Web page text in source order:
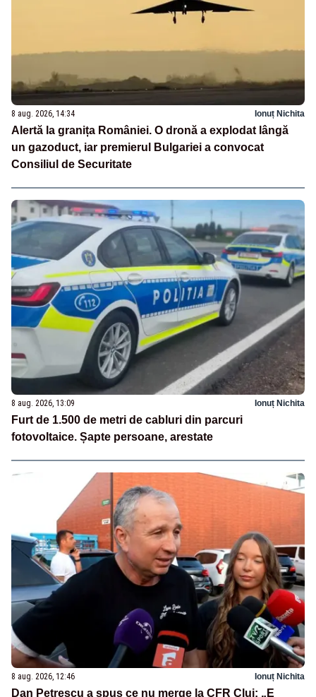
8 aug. 2026, 14:34 Ionuț Nichita
Alertă la granița României. O dronă a explodat lângă
un gazoduct, iar premierul Bulgariei a convocat
Consiliul de Securitate
8 aug. 2026, 13:09 Ionuț Nichita
Furt de 1.500 de metri de cabluri din parcuri
fotovoltaice. Șapte persoane, arestate
8 aug. 2026, 12:46 Ionuț Nichita
Dan Petrescu a spus ce nu merge la CFR Cluj: „E